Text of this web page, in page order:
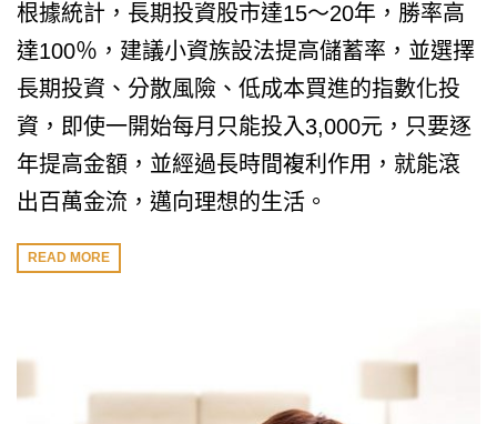
根據統計，長期投資股市達15～20年，勝率高
達100％，建議小資族設法提高儲蓄率，並選擇
長期投資、分散風險、低成本買進的指數化投
資，即使一開始每月只能投入3,000元，只要逐
年提高金額，並經過長時間複利作用，就能滾
出百萬金流，邁向理想的生活。
READ MORE